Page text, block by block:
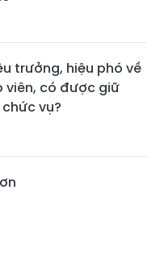
trưởng, hiệu phó về
viên, có được giữ
vụ?